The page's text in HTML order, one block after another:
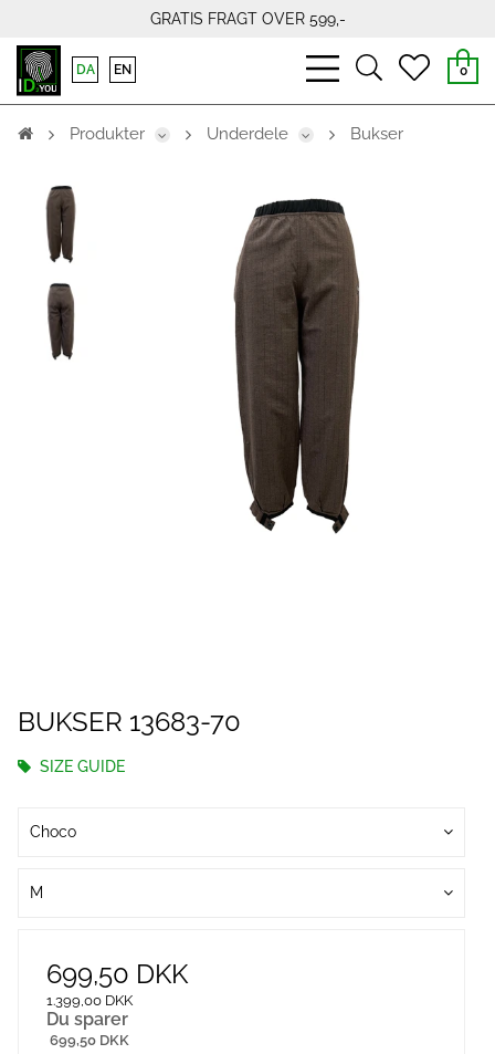
GRATIS FRAGT OVER 599,-
bars
light
searchheart
0
DA EN
Produkter Underdele Bukser
BUKSER 13683-70
SIZE GUIDE
Choco
M
699,50 DKK
1.399,00 DKK
Du sparer
699,50 DKK